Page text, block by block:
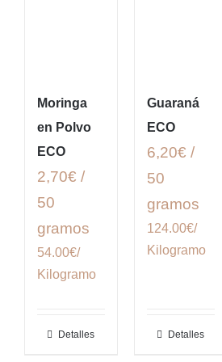
Moringa
en Polvo
ECO
2,70€ /
50
gramos
54.00€/
Kilogramo
Detalles
Guaraná
ECO
6,20€ /
50
gramos
124.00€/
Kilogramo
Detalles